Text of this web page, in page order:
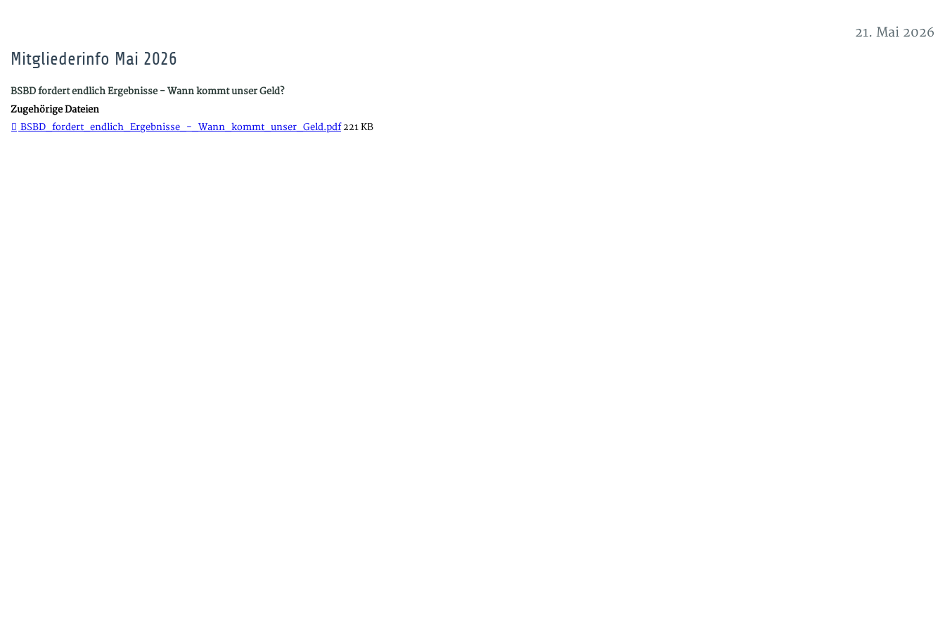
21. Mai 2026
Mitgliederinfo Mai 2026
BSBD fordert endlich Ergebnisse - Wann kommt unser Geld?
Zugehörige Dateien
BSBD_fordert_endlich_Ergebnisse_-_Wann_kommt_unser_Geld.pdf221 KB